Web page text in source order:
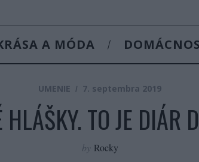
A MÓDA
UMENIE 7. septembra 2019
TO JE DIÁR
by Rocky